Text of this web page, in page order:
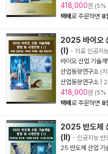
418,000원 (5%
택배로 주문하면 8
2025 바이오
(Ⅰ) - 의료 인공지
바이오 산업 기술
산업동향연구소 (
산업동향연구소
418,000원 (5%
택배로 주문하면 8
2025 반도체
(Ⅱ) - 인공지능 반
25 반도체 산업 기